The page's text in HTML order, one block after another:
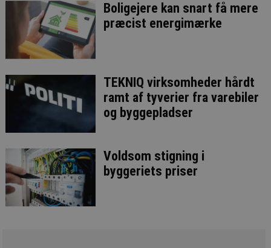
Boligejere kan snart få mere
præcist energimærke
TEKNIQ virksomheder hårdt
ramt af tyverier fra varebiler
og byggepladser
Voldsom stigning i
byggeriets priser